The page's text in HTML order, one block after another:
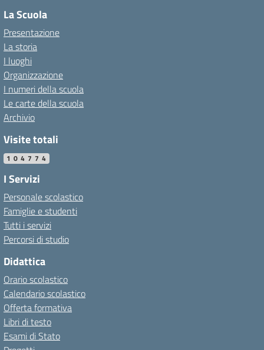
La Scuola
Presentazione
La storia
I luoghi
Organizzazione
I numeri della scuola
Le carte della scuola
Archivio
Visite totali
104774
I Servizi
Personale scolastico
Famiglie e studenti
Tutti i servizi
Percorsi di studio
Didattica
Orario scolastico
Calendario scolastico
Offerta formativa
Libri di testo
Esami di Stato